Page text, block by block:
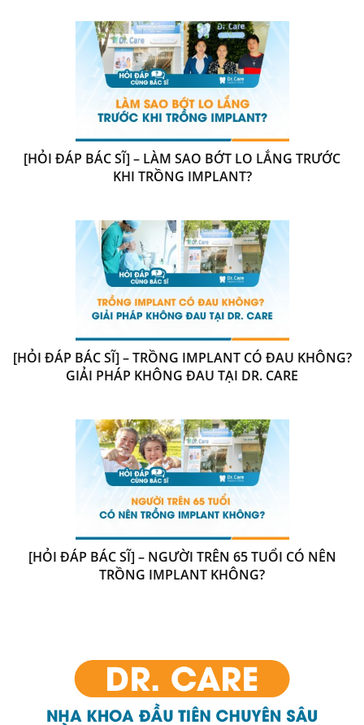
[HỎI ĐÁP BÁC SĨ] – LÀM SAO BỚT LO LẮNG TRƯỚC
KHI TRỒNG IMPLANT?
[HỎI ĐÁP BÁC SĨ] – TRỒNG IMPLANT CÓ ĐAU KHÔNG?
GIẢI PHÁP KHÔNG ĐAU TẠI DR. CARE
[HỎI ĐÁP BÁC SĨ] – NGƯỜI TRÊN 65 TUỔI CÓ NÊN
TRỒNG IMPLANT KHÔNG?